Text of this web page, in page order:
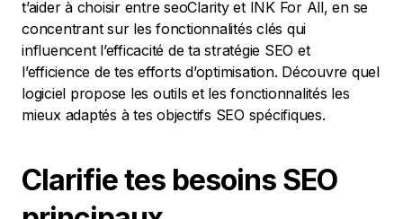
t’aider à choisir entre seoClarity et INK For All, en se
concentrant sur les fonctionnalités clés qui
influencent l’efficacité de ta stratégie SEO et
l’efficience de tes efforts d’optimisation. Découvre quel
logiciel propose les outils et les fonctionnalités les
mieux adaptés à tes objectifs SEO spécifiques.
Clarifie tes besoins SEO